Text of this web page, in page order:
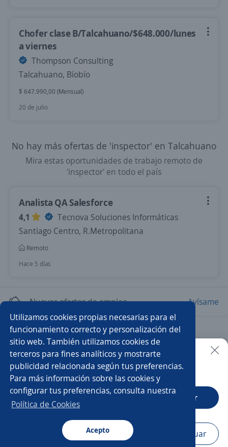
Utilizamos cookies propias necesarias para el
funcionamiento correcto y personalización del
sitio web. También utilizamos cookies de
terceros para fines analíticos y mostrarte
publicidad relacionada según tus preferencias.
Para más información sobre las cookies y
configurar tus preferencias, consulta nuestra
Política de Cookies
Acepto
Chofer clase B/Talcahuano/$648.000/lunes
a viernes
Thompson Consulting
Talcahuano, Bíobío
$ 647.990,00 (Mensual)
20 de julio
No hay más ofertas de 'inspector' en Talcahuano
Mira estas oportunidades de trabajo remoto de
'inspector' en todo el país
Analista QA Salesforce
4,1
Tecnova Soluciones Informáticas
Santiago Centro, R.Metropolitana
Remoto
Hace 5 días
Nuevas ofertas de empleo Avísame
Empleos similares
Inspector/a de control de calidad
Inspector/a técnico de obras Inspector calidad
Inspector/a de obra
Chófer Inspector/a
Buscar es más fácil en la app
CT App Abrir
Navegador Continuar